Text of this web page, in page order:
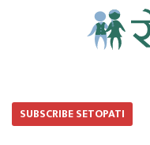
SUBSCRIBE SETOPATI